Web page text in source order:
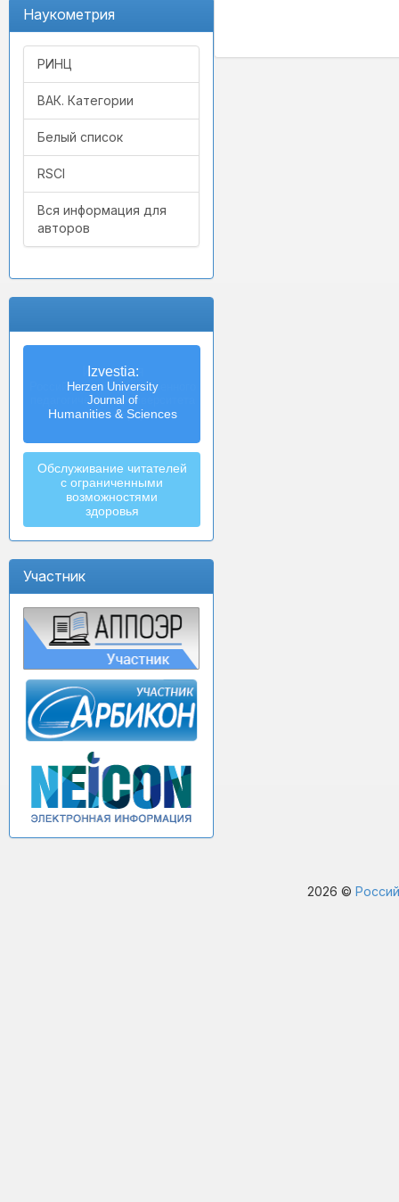
Наукометрия
РИНЦ
ВАК. Категории
Белый список
RSCI
Вся информация для
авторов
Izvestia:
Herzen University
Journal of
Humanities & Sciences
Обслуживание читателей
с ограниченными
возможностями
здоровья
Участник
2026 ©